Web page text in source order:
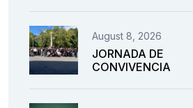
August 8, 2026
JORNADA DE
CONVIVENCIA